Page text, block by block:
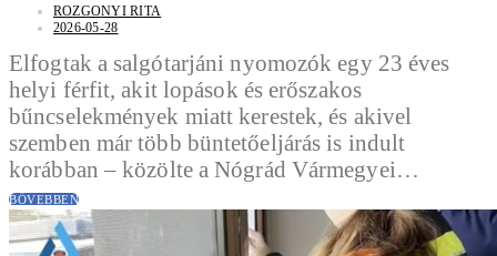
ROZGONYI RITA
2026-05-28
Elfogtak a salgótarjáni nyomozók egy 23 éves
helyi férfit, akit lopások és erőszakos
bűncselekmények miatt kerestek, és akivel
szemben már több büntetőeljárás is indult
korábban – közölte a Nógrád Vármegyei…
BŐVEBBEN